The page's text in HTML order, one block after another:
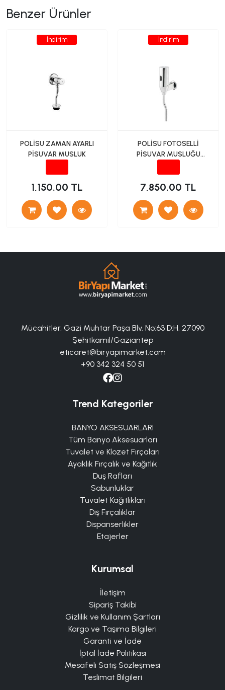
Benzer Ürünler
İndirim
POLİSU ZAMAN AYARLI
PİSUVAR MUSLUK
1,150.00 TL
İndirim
POLİSU FOTOSELLİ
PİSUVAR MUSLUĞU
7,850.00 TL
Mücahitler, Gazi Muhtar Paşa Blv. No:63 D:H, 27090
Şehitkamil/Gaziantep
eticaret@biryapimarket.com
+90 342 324 50 51
Trend Kategoriler
BANYO AKSESUARLARI
Tüm Banyo Aksesuarları
Tuvalet ve Klozet Fırçaları
Ayaklık Fırçalık ve Kağıtlık
Duş Rafları
Sabunluklar
Tuvalet Kağıtlıkları
Diş Fırçalıklar
Dispanserlikler
Etajerler
Kurumsal
İletişim
Sipariş Takibi
Gizlilik ve Kullanım Şartları
Kargo ve Taşıma Bilgileri
Garanti ve İade
İptal İade Politikası
Mesafeli Satış Sözleşmesi
Teslimat Bilgileri